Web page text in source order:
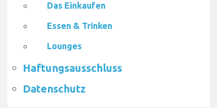
Das Einkaufen
Essen & Trinken
Lounges
Haftungsausschluss
Datenschutz